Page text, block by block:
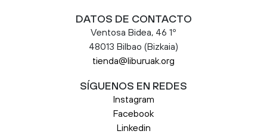
DATOS DE CONTACTO
Ventosa Bidea, 46 1º
48013 Bilbao (Bizkaia)
tienda@liburuak.org
SÍGUENOS EN REDES
Instagram
Facebook
Linkedin